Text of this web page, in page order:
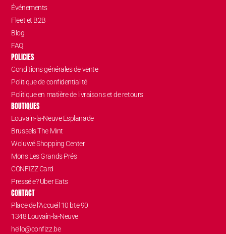
Événements
Fleet et B2B
Blog
FAQ
POLICIES
Conditions générales de vente
Politique de confidentialité
Politique en matière de livraisons et de retours
BOUTIQUES
Louvain-la-Neuve Esplanade
Brussels The Mint
Woluwé Shopping Center
Mons Les Grands Prés
CONFIZZ Card
Pressé.e? Uber Eats
CONTACT
Place de l’Accueil 10 bte 90
1348 Louvain-la-Neuve
hello@confizz.be